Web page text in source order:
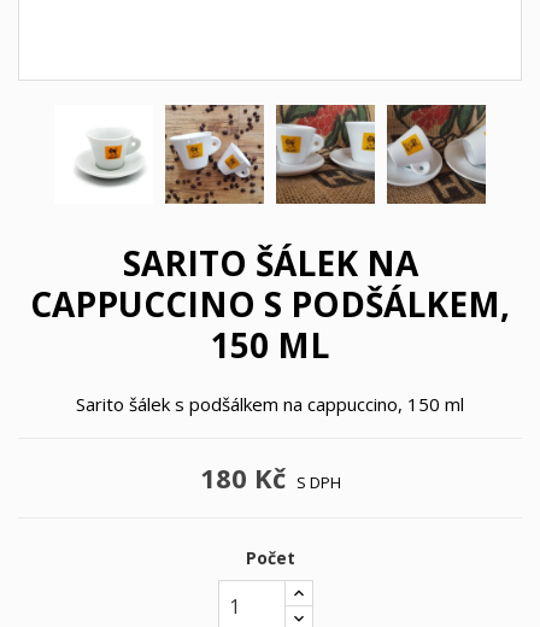
SARITO ŠÁLEK NA
CAPPUCCINO S PODŠÁLKEM,
150 ML
Sarito šálek s podšálkem na cappuccino, 150 ml
180 Kč S DPH
Počet
Vytvořit seznam přání